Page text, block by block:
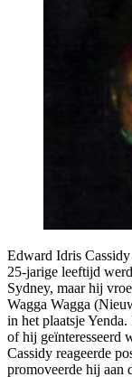
Edward Idris
25-jarige leeftijd
Sydney, maar hij
Wagga Wagga
in het plaatsje
of hij geïnteresseerd
Cassidy reageerde
promoveerde hij aan